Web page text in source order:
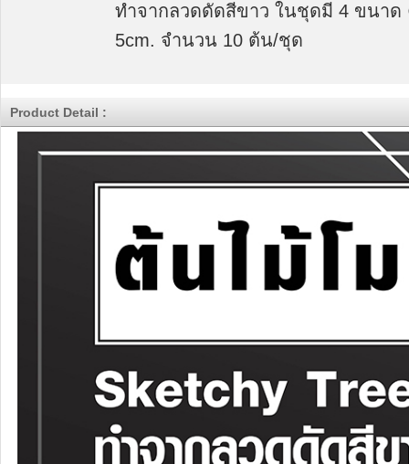
ทำจากลวดดัดสีขาว ในชุดมี 4 ขนาด
5cm. จำนวน 10 ต้น/ชุด
Product Detail :